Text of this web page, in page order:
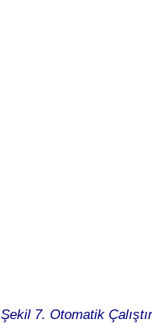
Şekil 7. Otomatik